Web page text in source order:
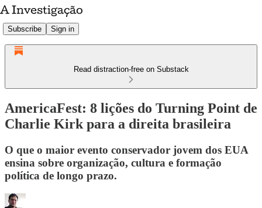
Subscribe Sign in
Read distraction-free on Substack
AmericaFest: 8 lições do Turning Point de
Charlie Kirk para a direita brasileira
O que o maior evento conservador jovem dos EUA
ensina sobre organização, cultura e formação
política de longo prazo.